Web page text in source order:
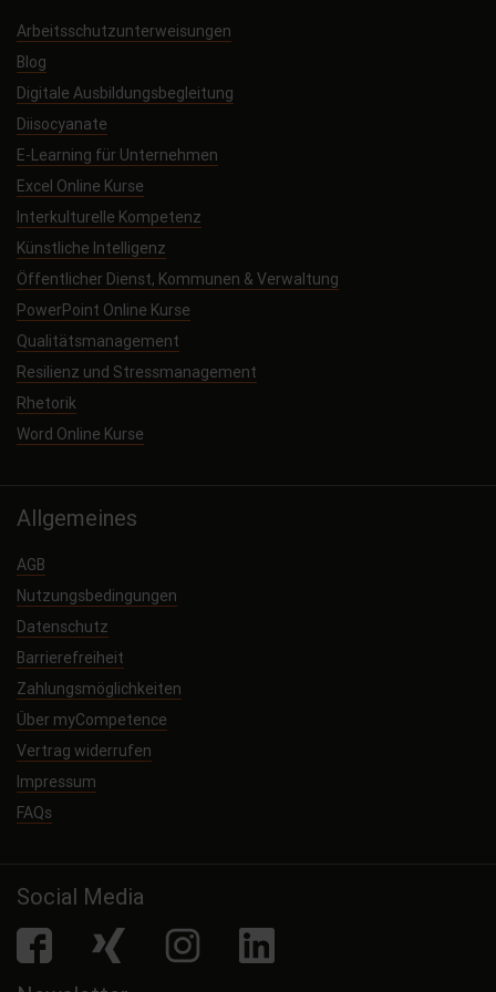
Arbeitsschutzunterweisungen
Blog
Digitale Ausbildungsbegleitung
Diisocyanate
E-Learning für Unternehmen
Excel Online Kurse
Interkulturelle Kompetenz
Künstliche Intelligenz
Öffentlicher Dienst, Kommunen & Verwaltung
PowerPoint Online Kurse
Qualitätsmanagement
Resilienz und Stressmanagement
Rhetorik
Word Online Kurse
Allgemeines
AGB
Nutzungsbedingungen
Datenschutz
Barrierefreiheit
Zahlungsmöglichkeiten
Über myCompetence
Vertrag widerrufen
Impressum
FAQs
Social Media
facebook Xing Instagram LinkedIn